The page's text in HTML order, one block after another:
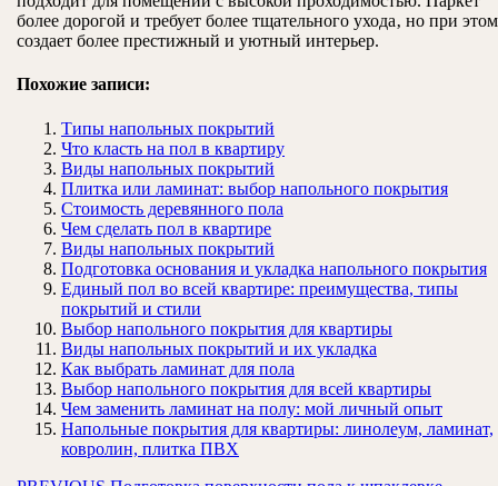
более дорогой и требует более тщательного ухода‚ но при этом
создает более престижный и уютный интерьер.
Похожие записи:
Типы напольных покрытий
Что класть на пол в квартиру
Виды напольных покрытий
Плитка или ламинат: выбор напольного покрытия
Стоимость деревянного пола
Чем сделать пол в квартире
Виды напольных покрытий
Подготовка основания и укладка напольного покрытия
Единый пол во всей квартире: преимущества, типы
покрытий и стили
Выбор напольного покрытия для квартиры
Виды напольных покрытий и их укладка
Как выбрать ламинат для пола
Выбор напольного покрытия для всей квартиры
Чем заменить ламинат на полу: мой личный опыт
Напольные покрытия для квартиры: линолеум, ламинат,
ковролин, плитка ПВХ